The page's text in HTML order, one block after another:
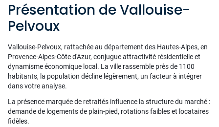
Présentation de Vallouise-
Pelvoux
Vallouise-Pelvoux, rattachée au département des Hautes-Alpes, en
Provence-Alpes-Côte d'Azur, conjugue attractivité résidentielle et
dynamisme économique local. La ville rassemble près de 1100
habitants, la population décline légèrement, un facteur à intégrer
dans votre analyse.
La présence marquée de retraités influence la structure du marché :
demande de logements de plain-pied, rotations faibles et locataires
fidèles.